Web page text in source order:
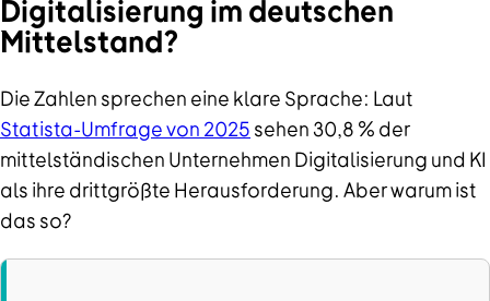
Digitalisierung im deutschen
Mittelstand?
Die Zahlen sprechen eine klare Sprache: Laut
Statista-Umfrage von 2025 sehen 30,8 % der
mittelständischen Unternehmen Digitalisierung und KI
als ihre drittgrößte Herausforderung. Aber warum ist
das so?